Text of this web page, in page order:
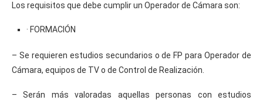
Los requisitos que debe cumplir un Operador de Cámara son:
· FORMACIÓN
– Se requieren estudios secundarios o de FP para Operador de
Cámara, equipos de TV o de Control de Realización.
– Serán más valoradas aquellas personas con estudios